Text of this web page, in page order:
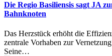
Die Regio Basiliensis sagt JA
Bahnknoten
Das Herzstück erhöht die
zentrale Vorhaben zur
Seine…